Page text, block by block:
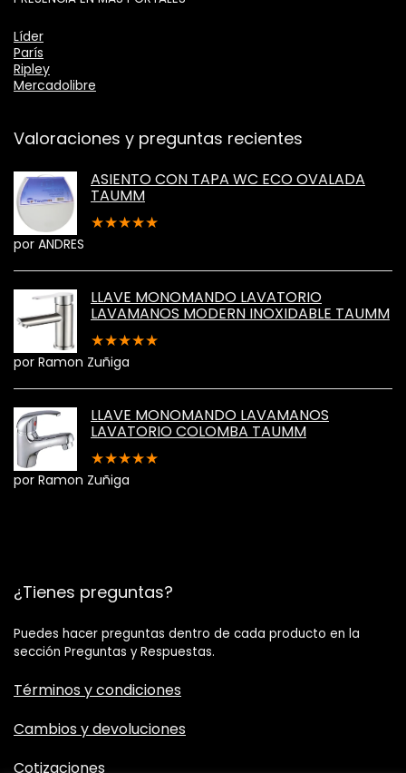
Líder
París
Ripley
Mercadolibre
Valoraciones y preguntas recientes
ASIENTO CON TAPA WC ECO OVALADA
TAUMM
★★★★★
por ANDRES
LLAVE MONOMANDO LAVATORIO
LAVAMANOS MODERN INOXIDABLE TAUMM
★★★★★
por Ramon Zuñiga
LLAVE MONOMANDO LAVAMANOS
LAVATORIO COLOMBA TAUMM
★★★★★
por Ramon Zuñiga
¿Tienes preguntas?
Puedes hacer preguntas dentro de cada producto en la
sección Preguntas y Respuestas.
Términos y condiciones
Cambios y devoluciones
Cotizaciones​